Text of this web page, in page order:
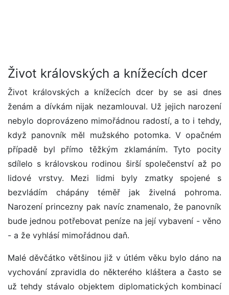
Život královských a knížecích dcer
Život královských a knížecích dcer by se asi dnes
ženám a dívkám nijak nezamlouval. Už jejich narození
nebylo doprovázeno mimořádnou radostí, a to i tehdy,
když panovník měl mužského potomka. V opačném
případě byl přímo těžkým zklamáním. Tyto pocity
sdílelo s královskou rodinou širší společenství až po
lidové vrstvy. Mezi lidmi byly zmatky spojené s
bezvládím chápány téměř jak živelná pohroma.
Narození princezny pak navíc znamenalo, že panovník
bude jednou potřebovat peníze na její vybavení - věno
- a že vyhlásí mimořádnou daň.
Malé děvčátko většinou již v útlém věku bylo dáno na
vychování zpravidla do některého kláštera a často se
už tehdy stávalo objektem diplomatických kombinací